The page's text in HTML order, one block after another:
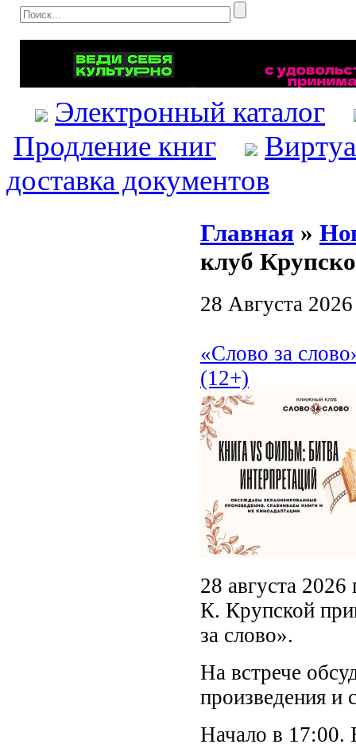
Электронный каталог
Продление книг
доставка документов
Главная »
клуб
28 Августа 2026
«Слово за
(12+)
28 августа
К. Крупской
за слово».
На встрече
произведения и
Начало в 17:00.